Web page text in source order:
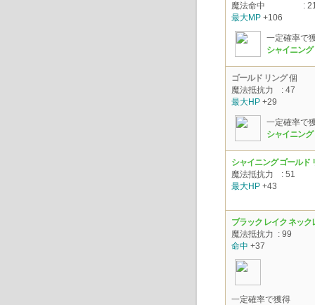
魔法命中
:
最大MP +106
一定確率で
シャイニン
ゴールド リング個
魔法抵抗力
: 47
最大HP +29
一定確率で
シャイニン
シャイニング ゴールド
魔法抵抗力
: 51
最大HP +43
ブラック レイク ネック
魔法抵抗力 : 99
命中 +37
一定確率で獲得